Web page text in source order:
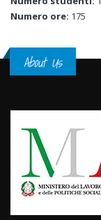
Numero ore: 175
About Us